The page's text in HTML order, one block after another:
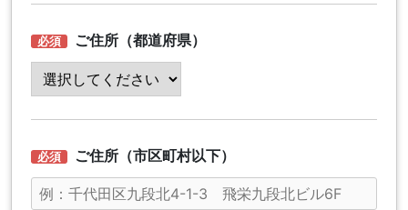
ご住所（都道府県）
ご住所（市区町村以下）